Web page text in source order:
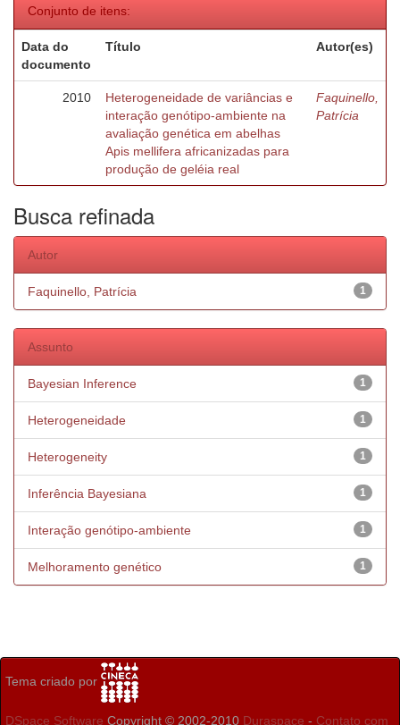
Conjunto de itens:
Data do
documento
Título Autor(es)
2010
Heterogeneidade de variâncias e
interação genótipo-ambiente na
avaliação genética em abelhas
Apis mellifera africanizadas para
produção de geléia real
Faquinello,
Patrícia
Busca refinada
Autor
1
Faquinello, Patrícia
Assunto
1
Bayesian Inference
1
Heterogeneidade
1
Heterogeneity
1
Inferência Bayesiana
1
Interação genótipo-ambiente
1
Melhoramento genético
Tema criado por
DSpace Software Copyright © 2002-2010 Duraspace - Contato com